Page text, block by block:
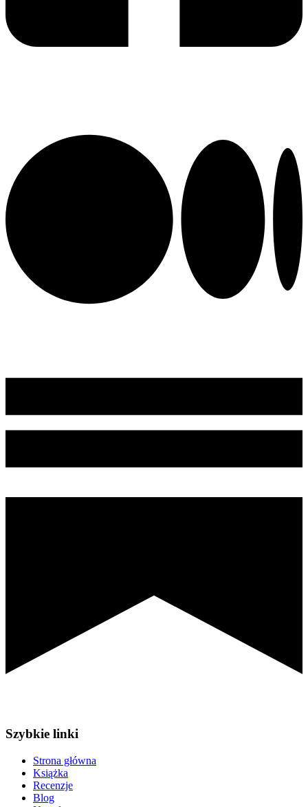
Szybkie linki
Strona główna
Książka
Recenzje
Blog